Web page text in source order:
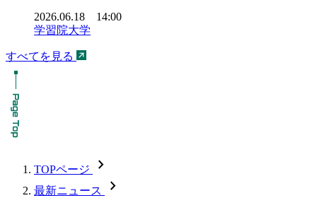
2026.06.18 14:00
学習院大学
すべてを見る
TOPページ chevron_forward
最新ニュース chevron_forward